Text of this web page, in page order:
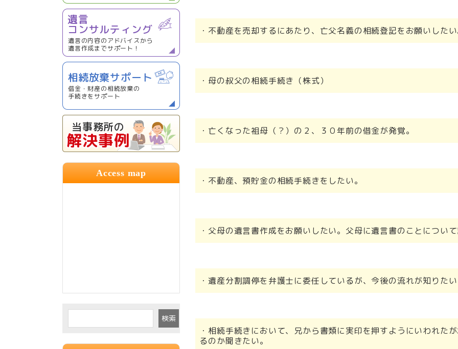
・不動産を売却するにあたり、亡父名義の相続登記をお願いした
・母の叔父の相続手続き（株式）
・亡くなった祖母（？）の２、３０年前の借金が発覚。
・不動産、預貯金の相続手続きをしたい。
・父母の遺言書作成をお願いしたい。父母に遺言書のことについ
・遺産分割調停を弁護士に委任しているが、今後の流れが知りた
・相続手続きにおいて、兄から書類に実印を押すようにいわれた
るのか聞きたい。
遺言
コンサルティング
遺言の内容のアドバイスから
遺言作成までサポート！
相続放棄サポート
借金・財産の相続放棄の
手続きをサポート
当事務所の
解決事例
Access map
検索